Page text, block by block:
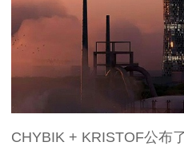
CHYBIK + KRISTOF公布